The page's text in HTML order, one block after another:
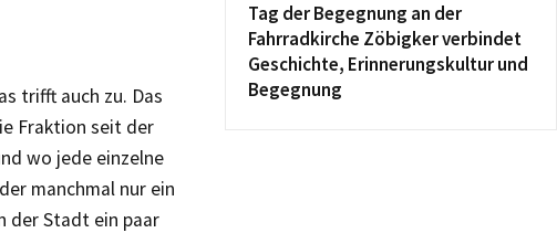
trifft auch zu. Das
Fraktion seit der
wo jede einzelne
manchmal nur ein
der Stadt ein paar
Tag der Begegnung an der
Fahrradkirche Zöbigker verbindet
Geschichte, Erinnerungskultur und
Begegnung